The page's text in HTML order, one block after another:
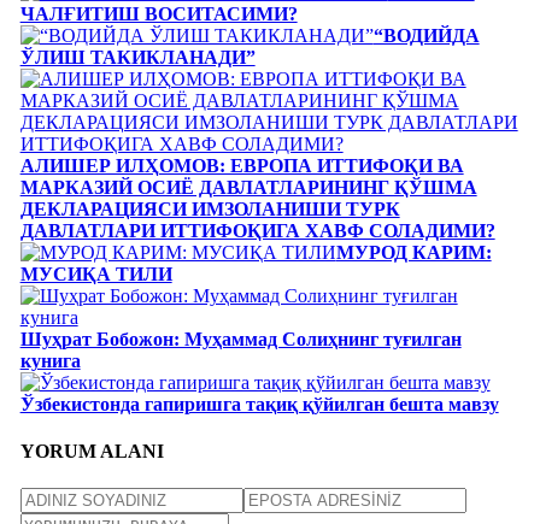
ЧАЛҒИТИШ ВОСИТАСИМИ?
“ВОДИЙДА
ЎЛИШ ТАКИКЛАНАДИ”
АЛИШЕР ИЛҲОМОВ: ЕВРОПА ИТТИФОҚИ ВА
МАРКАЗИЙ ОСИЁ ДАВЛАТЛАРИНИНГ ҚЎШМА
ДЕКЛАРАЦИЯСИ ИМЗОЛАНИШИ ТУРК
ДАВЛАТЛАРИ ИТТИФОҚИГА ХАВФ СОЛАДИМИ?
МУРОД КАРИМ:
МУСИҚА ТИЛИ
Шуҳрат Бобожон: Муҳаммад Солиҳнинг туғилган
кунига
Ўзбекистонда гапиришга тақиқ қўйилган бешта мавзу
YORUM ALANI